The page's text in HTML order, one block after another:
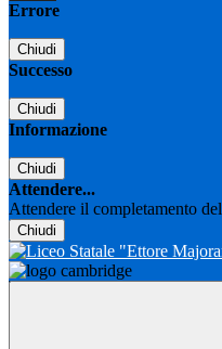
Errore
Chiudi
Successo
Chiudi
Informazione
Chiudi
Attendere...
Attendere il completamento
Chiudi